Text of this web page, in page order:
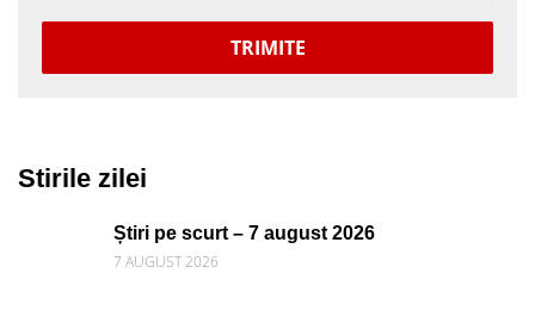
TRIMITE
Stirile zilei
Știri pe scurt – 7 august 2026
7 AUGUST 2026